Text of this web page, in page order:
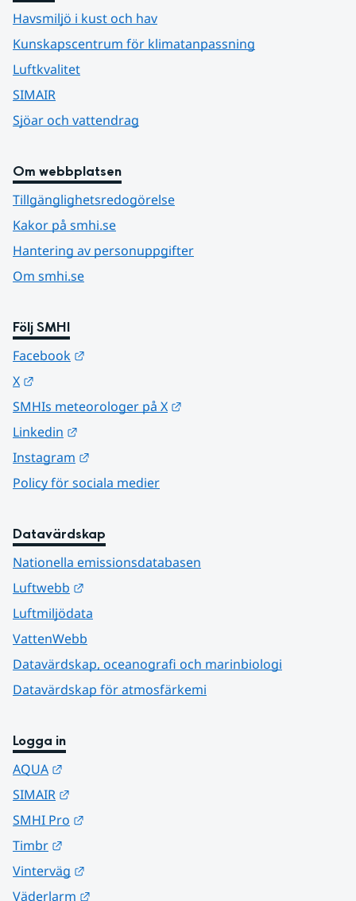
Havsmiljö i kust och hav
Kunskapscentrum för klimatanpassning
Luftkvalitet
SIMAIR
Sjöar och vattendrag
Om webbplatsen
Tillgänglighetsredogörelse
Kakor på smhi.se
Hantering av personuppgifter
Om smhi.se
Följ SMHI
Facebook
X
SMHIs meteorologer på X
Linkedin
Instagram
Policy för sociala medier
Datavärdskap
Nationella emissionsdatabasen
Luftwebb
Luftmiljödata
VattenWebb
Datavärdskap, oceanografi och marinbiologi
Datavärdskap för atmosfärkemi
Logga in
AQUA
SIMAIR
SMHI Pro
Timbr
Vinterväg
Väderlarm